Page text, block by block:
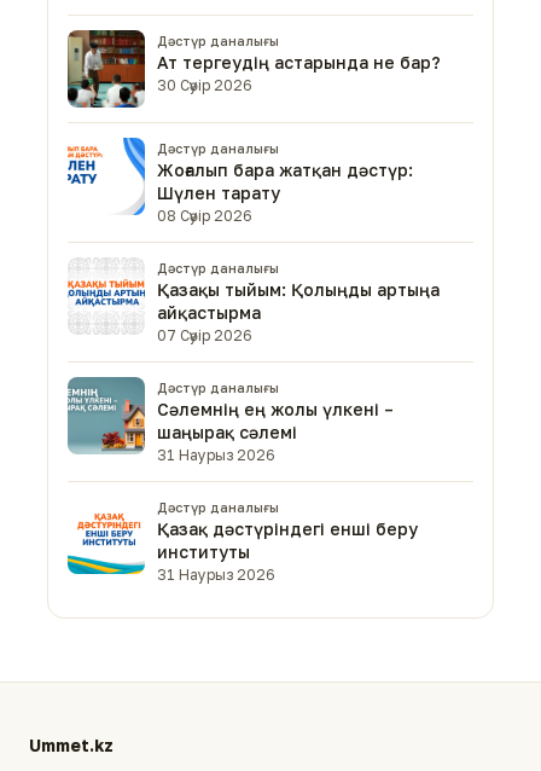
Дәстүр даналығы
Ат тергеудің астарында не бар?
30 Сәуір 2026
Дәстүр даналығы
Жоғалып бара жатқан дәстүр:
Шүлен тарату
08 Сәуір 2026
Дәстүр даналығы
Қазақы тыйым: Қолыңды артыңа
айқастырма
07 Сәуір 2026
Дәстүр даналығы
Сәлемнің ең жолы үлкені –
шаңырақ сәлемі
31 Наурыз 2026
Дәстүр даналығы
Қазақ дәстүріндегі енші беру
институты
31 Наурыз 2026
Ummet.kz